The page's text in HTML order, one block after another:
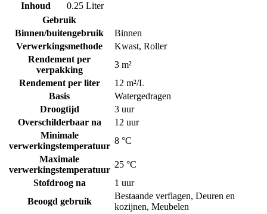
Inhoud
0.25 Liter
Gebruik
Binnen/buitengebruik
Binnen
Verwerkingsmethode
Kwast, Roller
Rendement per
verpakking
3 m²
Rendement per liter
12 m²/L
Basis
Watergedragen
Droogtijd
3 uur
Overschilderbaar na
12 uur
Minimale
verwerkingstemperatuur
8 °C
Maximale
verwerkingstemperatuur
25 °C
Stofdroog na
1 uur
Beoogd gebruik
Bestaande verflagen, Deuren en
kozijnen, Meubelen